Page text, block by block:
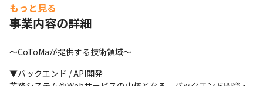
積できます。
■ 成長期ベンチャーのコアメンバーとして、事業づくりに関われ
創業2年目の若い組織だからこそ、技術組織の仕組みづくり、社内
カリキュラム、開発標準、レビュー文化、AI開発領域の拡大、自
社サービスづくりにも関われます。
もっと見る
事業内容の詳細
～CoToMaが提供する技術領域～
▼バックエンド / API開発